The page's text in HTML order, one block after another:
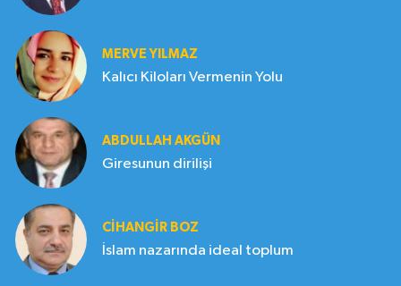
MERVE YILMAZ
Kalıcı Kiloları Vermenin Yolu
ABDULLAH AKGÜN
Giresunun dirilişi
CIHANGIR BOZ
İslam nazarında ideal toplum